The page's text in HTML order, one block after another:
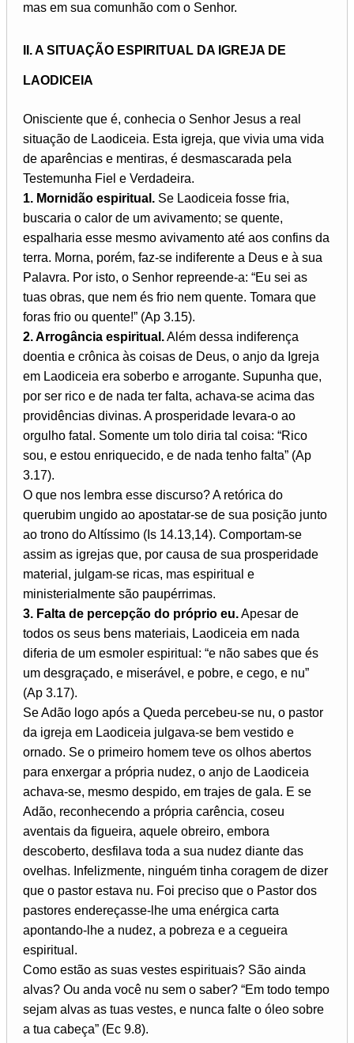
mas em sua comunhão com o Senhor.
II. A SITUAÇÃO ESPIRITUAL DA IGREJA DE
LAODICEIA
Onisciente que é, conhecia o Senhor Jesus a real
situação de Laodiceia. Esta igreja, que vivia uma vida
de aparências e mentiras, é desmascarada pela
Testemunha Fiel e Verdadeira.
1. Mornidão espiritual. Se Laodiceia fosse fria,
buscaria o calor de um avivamento; se quente,
espalharia esse mesmo avivamento até aos confins da
terra. Morna, porém, faz-se indiferente a Deus e à sua
Palavra. Por isto, o Senhor repreende-a: “Eu sei as
tuas obras, que nem és frio nem quente. Tomara que
foras frio ou quente!” (Ap 3.15).
2. Arrogância espiritual.Além dessa indiferença
doentia e crônica às coisas de Deus, o anjo da Igreja
em Laodiceia era soberbo e arrogante. Supunha que,
por ser rico e de nada ter falta, achava-se acima das
providências divinas. A prosperidade levara-o ao
orgulho fatal. Somente um tolo diria tal coisa: “Rico
sou, e estou enriquecido, e de nada tenho falta” (Ap
3.17).
O que nos lembra esse discurso? A retórica do
querubim ungido ao apostatar-se de sua posição junto
ao trono do Altíssimo (Is 14.13,14). Comportam-se
assim as igrejas que, por causa de sua prosperidade
material, julgam-se ricas, mas espiritual e
ministerialmente são paupérrimas.
3. Falta de percepção do próprio eu.Apesar de
todos os seus bens materiais, Laodiceia em nada
diferia de um esmoler espiritual: “e não sabes que és
um desgraçado, e miserável, e pobre, e cego, e nu”
(Ap 3.17).
Se Adão logo após a Queda percebeu-se nu, o pastor
da igreja em Laodiceia julgava-se bem vestido e
ornado. Se o primeiro homem teve os olhos abertos
para enxergar a própria nudez, o anjo de Laodiceia
achava-se, mesmo despido, em trajes de gala. E se
Adão, reconhecendo a própria carência, coseu
aventais da figueira, aquele obreiro, embora
descoberto, desfilava toda a sua nudez diante das
ovelhas. Infelizmente, ninguém tinha coragem de dizer
que o pastor estava nu. Foi preciso que o Pastor dos
pastores endereçasse-lhe uma enérgica carta
apontando-lhe a nudez, a pobreza e a cegueira
espiritual.
Como estão as suas vestes espirituais? São ainda
alvas? Ou anda você nu sem o saber? “Em todo tempo
sejam alvas as tuas vestes, e nunca falte o óleo sobre
a tua cabeça” (Ec 9.8).